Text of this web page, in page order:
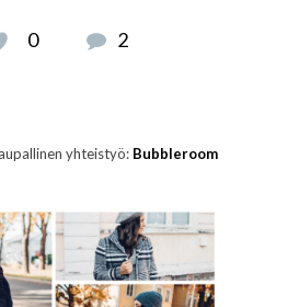
0 2
yhteistyö: Bubbleroom